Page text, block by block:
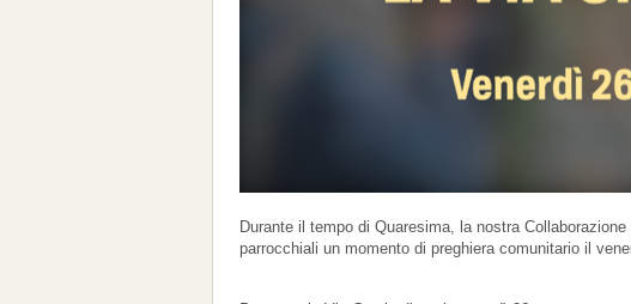
Durante il tempo di Quaresima, la nostra
parrocchiali un momento di preghiera comunitario il